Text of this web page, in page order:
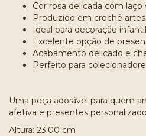
Cor rosa delicada com
Produzido em crochê
Ideal para decoração
Excelente opção de
Acabamento delicado e
Perfeito para
Uma peça adorável para quem
afetiva e presentes
Altura: 23.00 cm